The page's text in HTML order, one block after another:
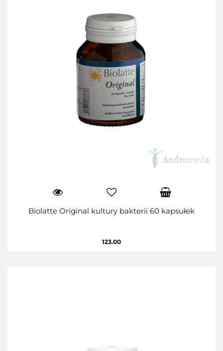
Biolatte Original kultury bakterii 60 kapsułek
123.00